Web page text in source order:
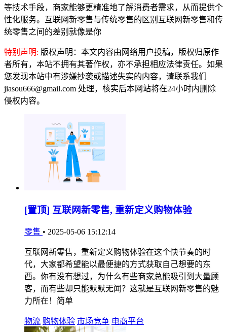
等技术手段，商家能够更精准地了解消费者需求，从而提供个
性化服务。互联网新零售与传统零售的区别互联网新零售和传
统零售之间的差别就像是你
特别声明: 版权声明：本文内容由网络用户投稿，版权归原作
者所有，本站不拥有其著作权，亦不承担相应法律责任。如果
您发现本站中有涉嫌抄袭或描述失实的内容，请联系我们
jiasou666@gmail.com 处理，核实后本网站将在24小时内删除
侵权内容。
[置顶] 互联网新零售, 重新定义购物体验
零售 • 2025-05-06 15:12:14
互联网新零售，重新定义购物体验在这个快节奏的时
代，大家都希望能以最便捷的方式获取自己想要的东
西。你有没有想过，为什么有些商家总能吸引到大量顾
客，而有些却只能默默无闻？这就是互联网新零售的魅
力所在！简单
物流 购物体验 市场竞争 电商平台